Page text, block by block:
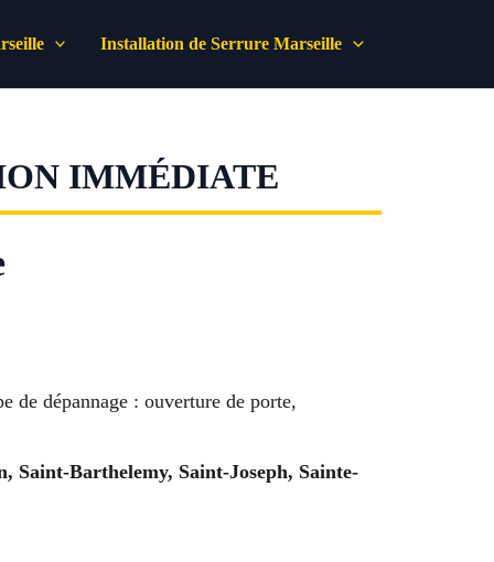
Installation de Serrure Marseille
IMMÉDIATE
de dépannage : ouverture de porte,
Saint-Barthelemy, Saint-Joseph, Sainte-